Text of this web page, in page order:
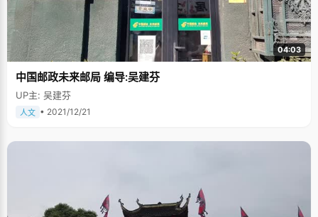
04:03
中国邮政未来邮局 编导:吴建芬
UP主: 吴建芬
人文 • 2021/12/21